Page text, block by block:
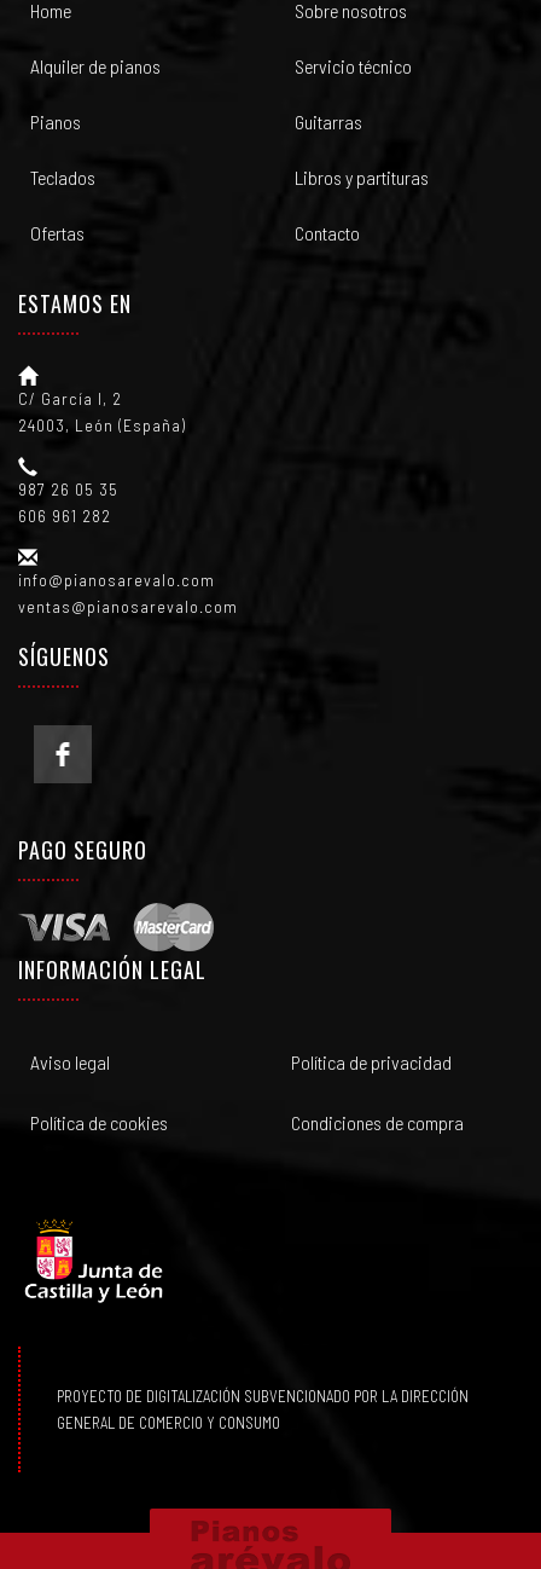
Home Sobre nosotros
Alquiler de pianos Servicio técnico
Pianos Guitarras
Teclados Libros y partituras
Ofertas Contacto
ESTAMOS EN
C/ García I, 2
24003, León (España)
987 26 05 35
606 961 282
info@pianosarevalo.com
ventas@pianosarevalo.com
SÍGUENOS
PAGO SEGURO
INFORMACIÓN LEGAL
Aviso legal Política de privacidad
Política de cookies Condiciones de compra
PROYECTO DE DIGITALIZACIÓN SUBVENCIONADO POR LA DIRECCIÓN
GENERAL DE COMERCIO Y CONSUMO